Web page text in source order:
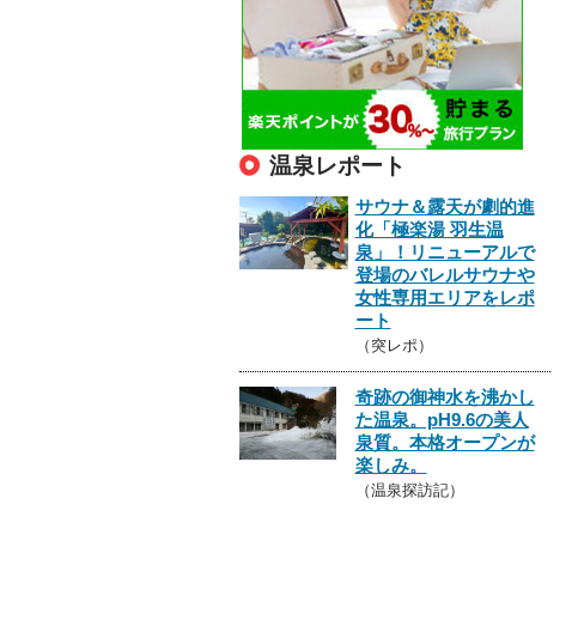
温泉レポート
サウナ＆露天が劇的進
化「極楽湯 羽生温
泉」！リニューアルで
登場のバレルサウナや
女性専用エリアをレポ
ート
（突レポ）
奇跡の御神水を沸かし
た温泉。pH9.6の美人
泉質。本格オープンが
楽しみ。
（温泉探訪記）